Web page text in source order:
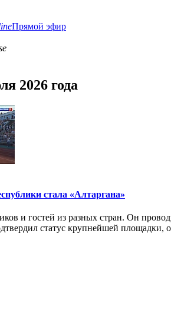
Прямой эфир
2026 года
стала «Алтаргана»
и гостей из разных стран. Он
статус крупнейшей